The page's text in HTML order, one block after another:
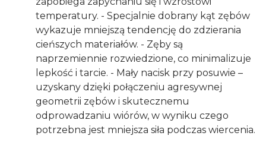
temperatury. - Specjalnie dobrany kąt zębów
wykazuje mniejszą tendencję do zdzierania
cieńszych materiałów. - Zęby są
naprzemiennie rozwiedzione, co minimalizuje
lepkość i tarcie. - Mały nacisk przy posuwie –
uzyskany dzięki połączeniu agresywnej
geometrii zębów i skutecznemu
odprowadzaniu wiórów, w wyniku czego
potrzebna jest mniejsza siła podczas wiercenia.